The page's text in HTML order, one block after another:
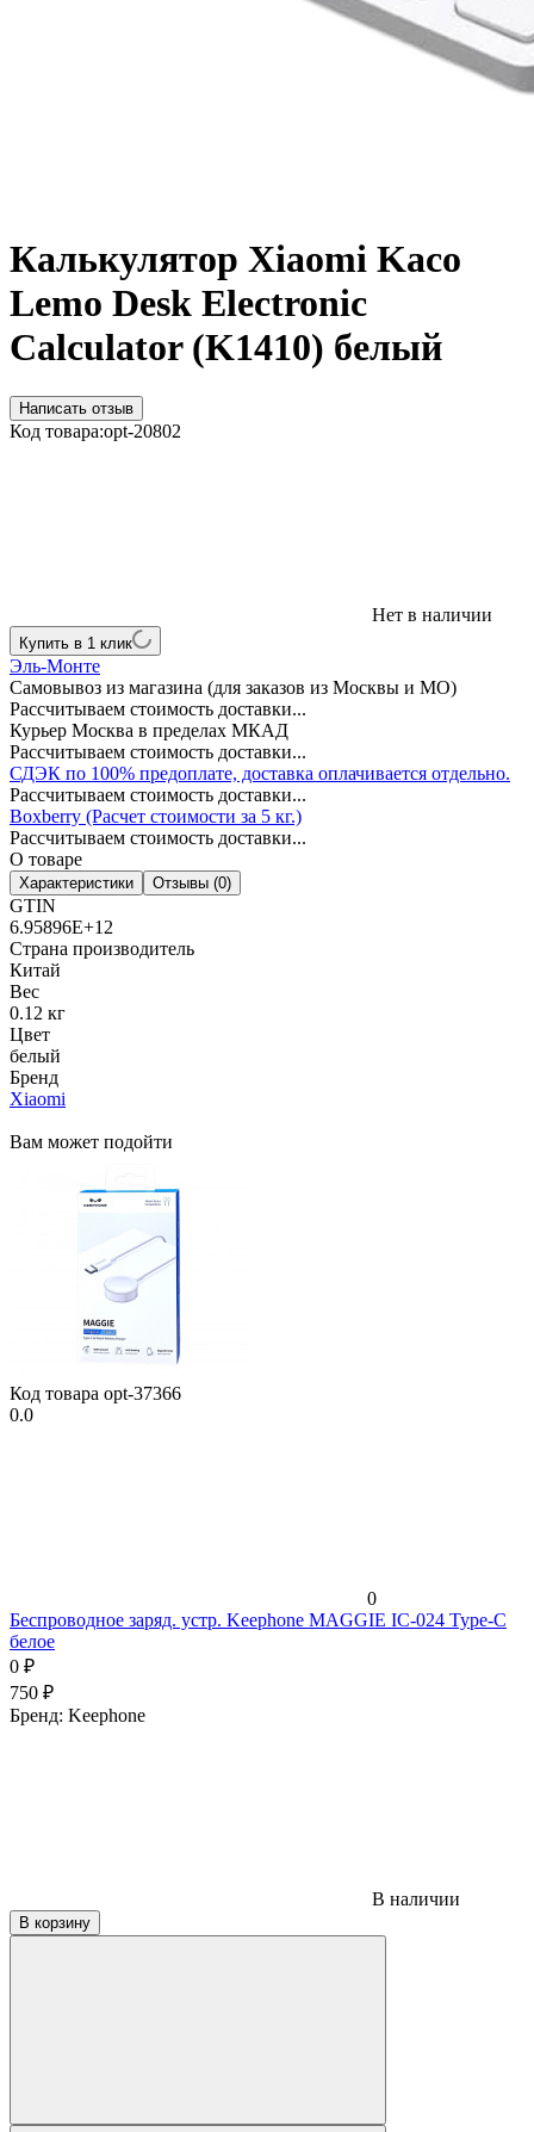
Калькулятор Xiaomi Kaco
Lemo Desk Electronic
Calculator (K1410) белый
Написать отзыв
Код товара:opt-20802
Нет в наличии
Купить в 1 клик
Эль-Монте
Самовывоз из магазина (для заказов из Москвы и МО)
Рассчитываем стоимость доставки...
Курьер Москва в пределах МКАД
Рассчитываем стоимость доставки...
СДЭК по 100% предоплате, доставка оплачивается отдельно.
Рассчитываем стоимость доставки...
Boxberry (Расчет стоимости за 5 кг.)
Рассчитываем стоимость доставки...
О товаре
Характеристики Отзывы (0)
GTIN
6.95896E+12
Страна производитель
Китай
Вес
0.12 кг
Цвет
белый
Бренд
Xiaomi
Вам может подойти
Код товара opt-37366
0.0
0
Беспроводное заряд. устр. Keephone MAGGIE IC-024 Type-C
белое
0 ₽
750 ₽
Бренд: Keephone
В наличии
В корзину